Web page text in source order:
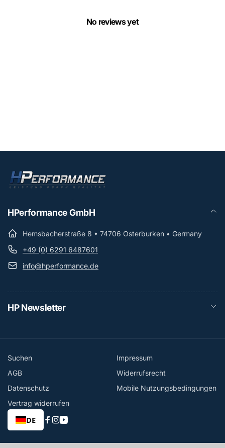
No reviews yet
HPerformance GmbH
Hemsbacherstraße 8 • 74706 Osterburken • Germany
+49 (0) 6291 6487601
info@hperformance.de
HP Newsletter
Suchen
Impressum
AGB
Widerrufsrecht
Datenschutz
Mobile Nutzungsbedingungen
Vertrag widerrufen
DE
Facebook
Instagram
YouTube